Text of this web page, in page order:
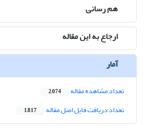
هم رسانی
ارجاع به این مقاله
آمار
تعداد مشاهده مقاله 2,074
تعداد دریافت فایل اصل مقاله 1,817